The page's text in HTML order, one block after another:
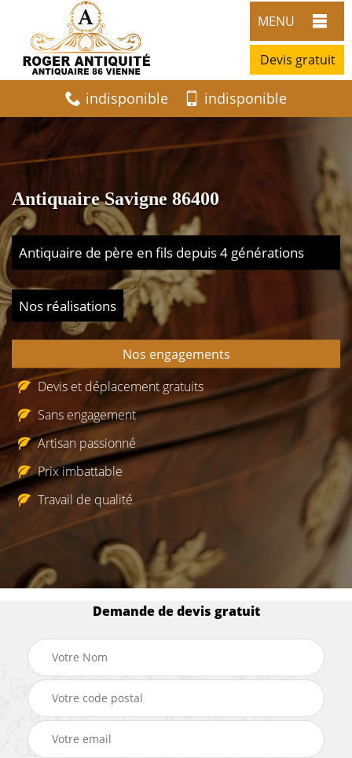
MENU
Devis gratuit
indisponible indisponible
Antiquaire Savigne 86400
Antiquaire de père en fils depuis 4 générations
Nos réalisations
Nos engagements
Devis et déplacement gratuits
Sans engagement
Artisan passionné
Prix imbattable
Travail de qualité
Demande de devis gratuit